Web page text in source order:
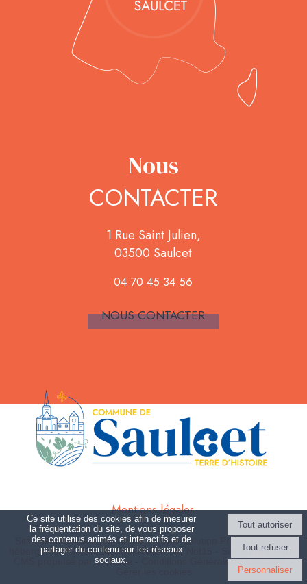
Nous
CONTACTER
1 Rue Saint Julien,
03500 Saulcet
04 70 45 34 56
NOUS CONTACTER
Mentions légales
Site commercialisé par Centre France Solution Pro
hébergement du site Internet réalisé par Net15
Site administrable
CMS propulsé par WebSee
Conditions Générales d'Utilisation-
Ce site utilise des cookies afin de mesurer
la fréquentation du site, de vous proposer
des contenus animés et interactifs et de
partager du contenu sur les réseaux
sociaux.
Personnaliser